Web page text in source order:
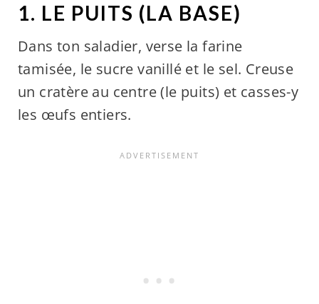
1. LE PUITS (LA BASE)
Dans ton saladier, verse la farine
tamisée, le sucre vanillé et le sel. Creuse
un cratère au centre (le puits) et casses-y
les œufs entiers.